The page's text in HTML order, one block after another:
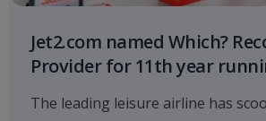
Jet2.com named Which?
Provider for 11th year
The leading leisure airline has